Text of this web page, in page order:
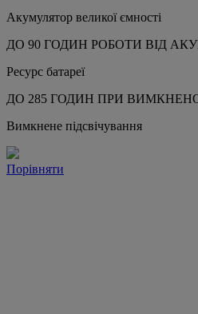
Акумулятор великої ємності
ДО 90 ГОДИН РОБОТИ ВІД
Ресурс батареї
ДО 285 ГОДИН ПРИ
Вимкнене підсвічування
Порівняти